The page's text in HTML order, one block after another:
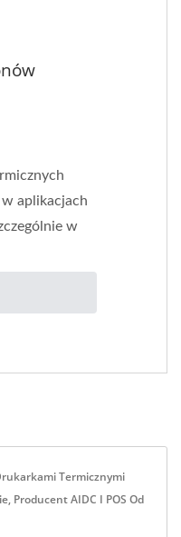
aplikacjach
w
Termicznymi
Producent AIDC I POS Od